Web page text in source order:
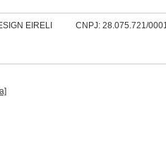
EIRELI CNPJ: 28.075.721/